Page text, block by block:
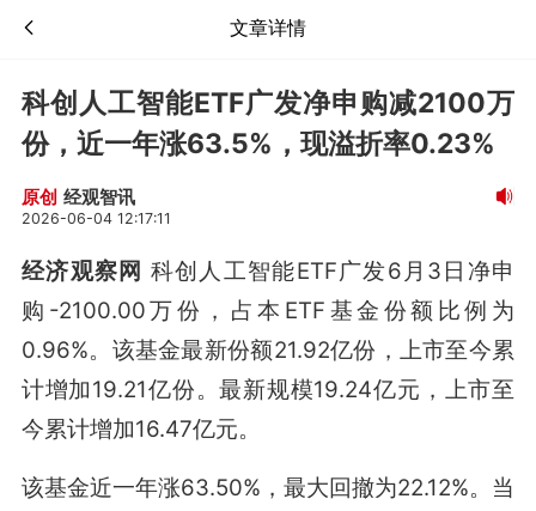
文章详情
科创人工智能ETF广发净申购减2100万
份，近一年涨63.5%，现溢折率0.23%
原创 经观智讯
2026-06-04 12:17:11
经济观察网 科创人工智能ETF广发6月3日净申
购-2100.00万份，占本ETF基金份额比例为
0.96%。该基金最新份额21.92亿份，上市至今累
计增加19.21亿份。最新规模19.24亿元，上市至
今累计增加16.47亿元。
该基金近一年涨63.50%，最大回撤为22.12%。当